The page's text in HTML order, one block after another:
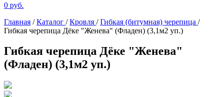
0 руб.
Главная / Каталог / Кровля / Гибкая (битумная) черепица /
Гибкая черепица Дёке "Женева" (Фладен) (3,1м2 уп.)
Гибкая черепица Дёке "Женева"
(Фладен) (3,1м2 уп.)